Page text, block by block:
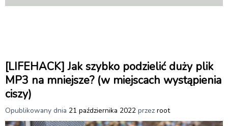
[LIFEHACK] Jak szybko podzielić duży plik
MP3 na mniejsze? (w miejscach wystąpienia
ciszy)
Opublikowany dnia 21 października 2022 przez root